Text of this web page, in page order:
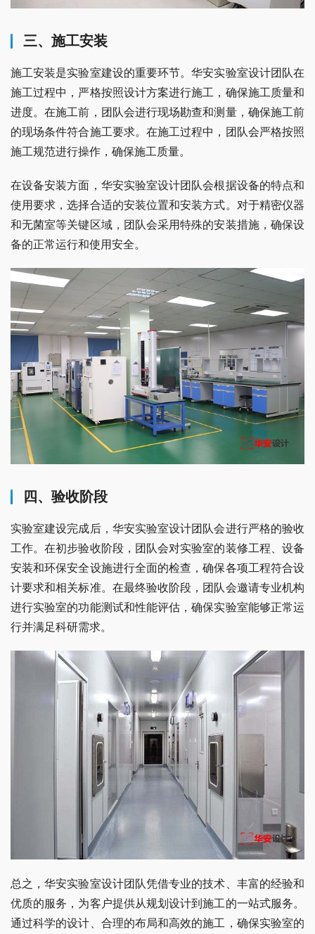
三、施工安装
施工安装是实验室建设的重要环节。华安实验室设计团队在
施工过程中，严格按照设计方案进行施工，确保施工质量和
进度。在施工前，团队会进行现场勘查和测量，确保施工前
的现场条件符合施工要求。在施工过程中，团队会严格按照
施工规范进行操作，确保施工质量。
在设备安装方面，华安实验室设计团队会根据设备的特点和
使用要求，选择合适的安装位置和安装方式。对于精密仪器
和无菌室等关键区域，团队会采用特殊的安装措施，确保设
备的正常运行和使用安全。
四、验收阶段
实验室建设完成后，华安实验室设计团队会进行严格的验收
工作。在初步验收阶段，团队会对实验室的装修工程、设备
安装和环保安全设施进行全面的检查，确保各项工程符合设
计要求和相关标准。在最终验收阶段，团队会邀请专业机构
进行实验室的功能测试和性能评估，确保实验室能够正常运
行并满足科研需求。
总之，华安实验室设计团队凭借专业的技术、丰富的经验和
优质的服务，为客户提供从规划设计到施工的一站式服务。
通过科学的设计、合理的布局和高效的施工，确保实验室的